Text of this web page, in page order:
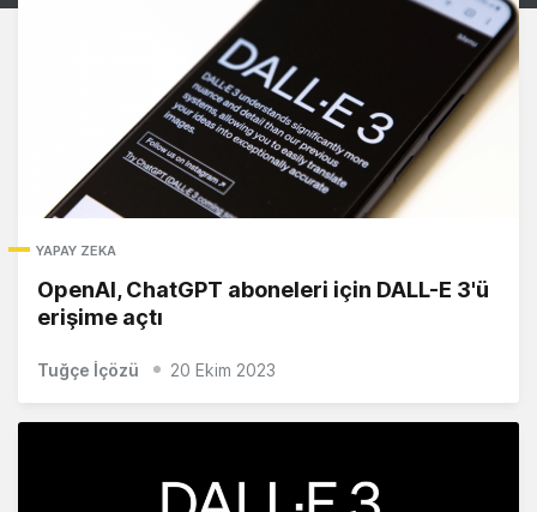
YAPAY ZEKA
OpenAI, ChatGPT aboneleri için DALL-E 3'ü
erişime açtı
Tuğçe İçözü 20 Ekim 2023